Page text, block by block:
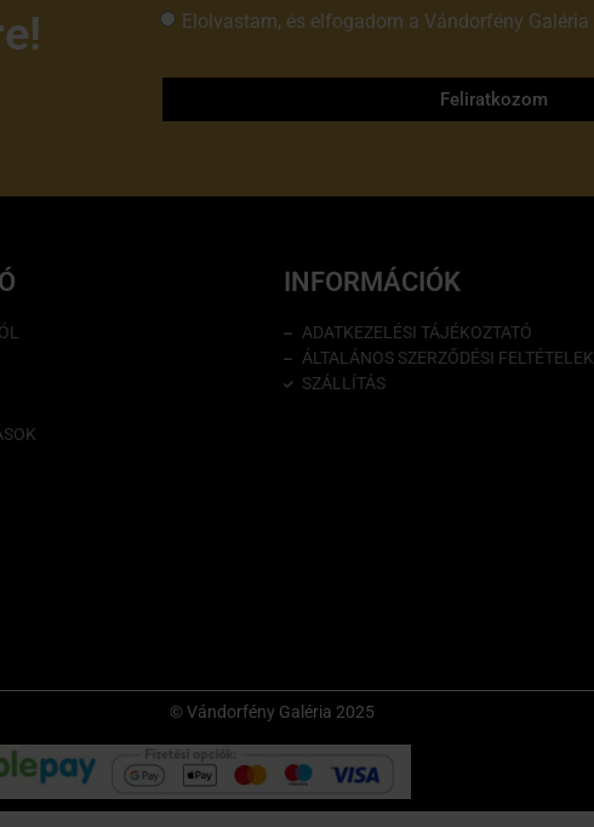
Elolvastam, és elfogadom a Vándorfény Galéria
Feliratkozom
INFORMÁCIÓK
ADATKEZELÉSI TÁJÉKOZTATÓ
ÁLTALÁNOS SZERZŐDÉSI FELTÉTELEK
SZÁLLÍTÁS
© Vándorfény Galéria 2025